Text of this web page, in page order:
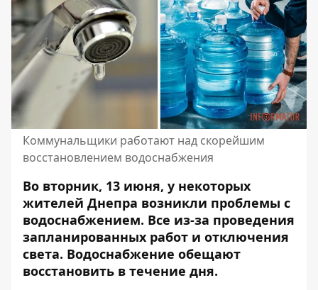
Коммунальщики работают над скорейшим
восстановлением водоснабжения
Во вторник, 13 июня, у некоторых
жителей Днепра возникли проблемы с
водоснабжением. Все из-за проведения
запланированных работ и отключения
света. Водоснабжение обещают
восстановить в течение дня.